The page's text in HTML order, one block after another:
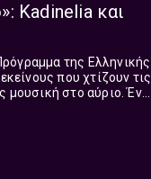
Kadinelia και
της Ελληνικής
που χτίζουν τις
στο αύριο. Ένας